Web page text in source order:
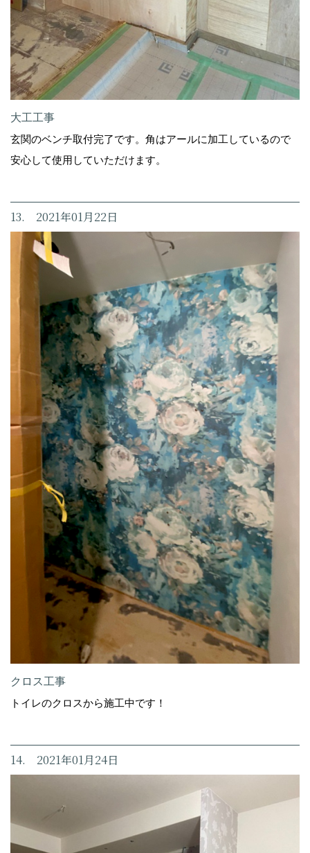
大工工事
玄関のベンチ取付完了です。角はアールに加工しているので
安心して使用していただけます。
13. 2021年01月22日
クロス工事
トイレのクロスから施工中です！
14. 2021年01月24日